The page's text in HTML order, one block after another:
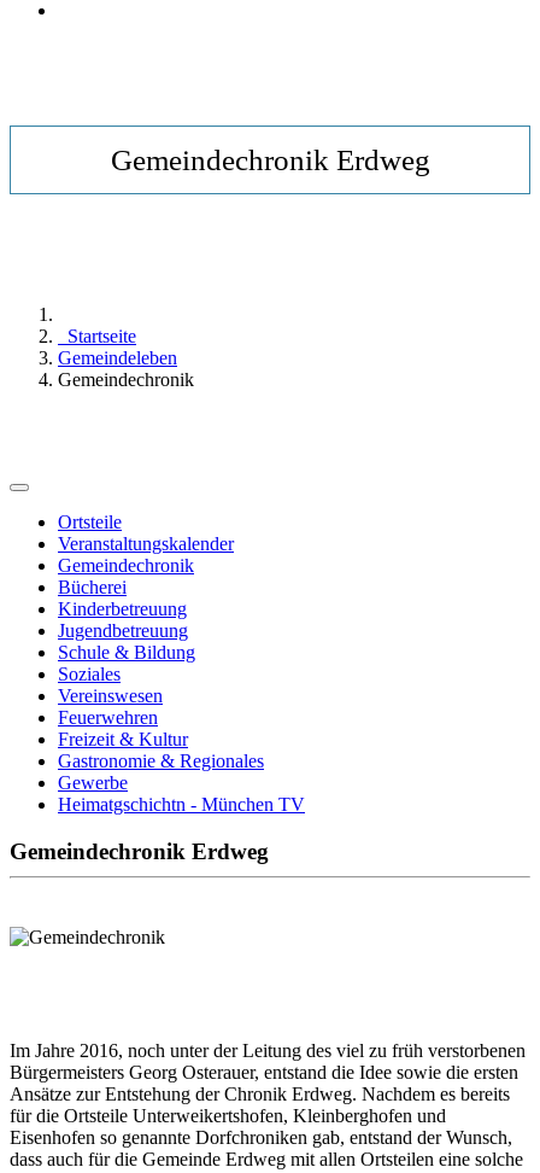
Gemeindechronik Erdweg
Startseite
Gemeindeleben
Gemeindechronik
Ortsteile
Veranstaltungskalender
Gemeindechronik
Bücherei
Kinderbetreuung
Jugendbetreuung
Schule & Bildung
Soziales
Vereinswesen
Feuerwehren
Freizeit & Kultur
Gastronomie & Regionales
Gewerbe
Heimatgschichtn - München TV
Gemeindechronik Erdweg
Im Jahre 2016, noch unter der Leitung des viel zu früh verstorbenen
Bürgermeisters Georg Osterauer, entstand die Idee sowie die ersten
Ansätze zur Entstehung der Chronik Erdweg. Nachdem es bereits
für die Ortsteile Unterweikertshofen, Kleinberghofen und
Eisenhofen so genannte Dorfchroniken gab, entstand der Wunsch,
dass auch für die Gemeinde Erdweg mit allen Ortsteilen eine solche